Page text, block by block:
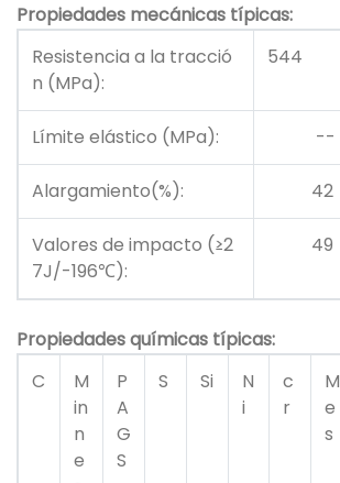
Propiedades mecánicas típicas:
Resistencia a la tracció
n (MPa):
544
Límite elástico (MPa): --
Alargamiento(%): 42
Valores de impacto (≥2
7J/-196℃):
49
Propiedades químicas típicas:
C
M
in
n
e
P
A
G
S
S Si
N
i
c
r
M
e
s